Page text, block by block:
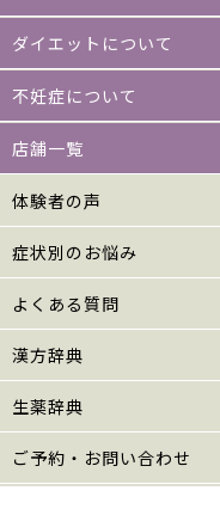
ダイエットについて
不妊症について
店舗一覧
体験者の声
症状別のお悩み
よくある質問
漢方辞典
生薬辞典
ご予約・お問い合わせ